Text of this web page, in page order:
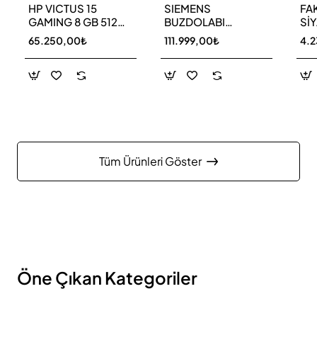
HP VICTUS 15
GAMING 8 GB 512
GB SSD LAPTOP
FA0011NT 80D33EA
65.250,00₺
SIEMENS
BUZDOLABI
KG86NCWE0N
111.999,00₺
Tüm Ürünleri Göster
Öne Çıkan Kategoriler